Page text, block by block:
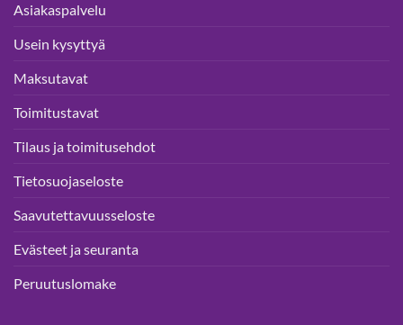
Asiakaspalvelu
Usein kysyttyä
Maksutavat
Toimitustavat
Tilaus ja toimitusehdot
Tietosuojaseloste
Saavutettavuusseloste
Evästeet ja seuranta
Peruutuslomake